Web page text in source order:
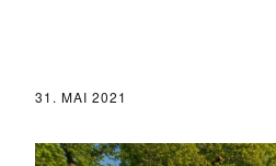
31. MAI 2021